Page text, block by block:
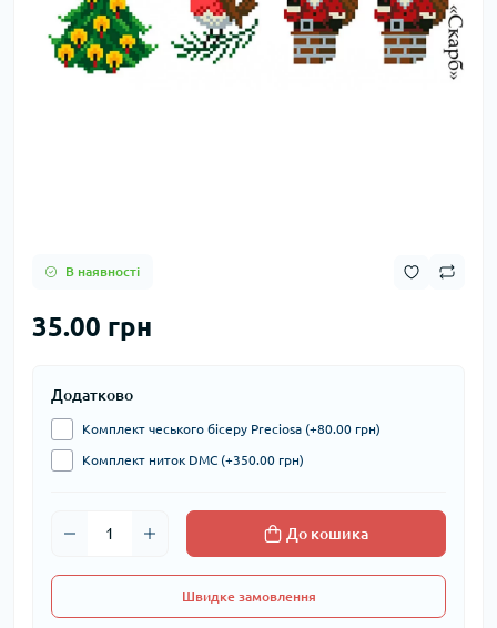
В наявності
35.00 грн
Додатково
Комплект чеського бісеру Preciosa (+80.00 грн)
Комплект ниток DMC (+350.00 грн)
До кошика
Швидке замовлення